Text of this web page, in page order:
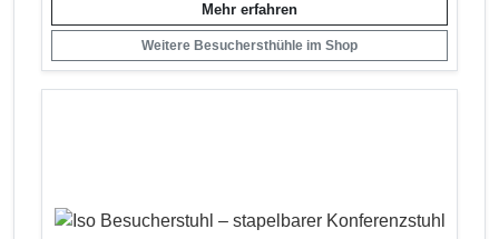
Mehr erfahren
Weitere Besuchersthühle im Shop